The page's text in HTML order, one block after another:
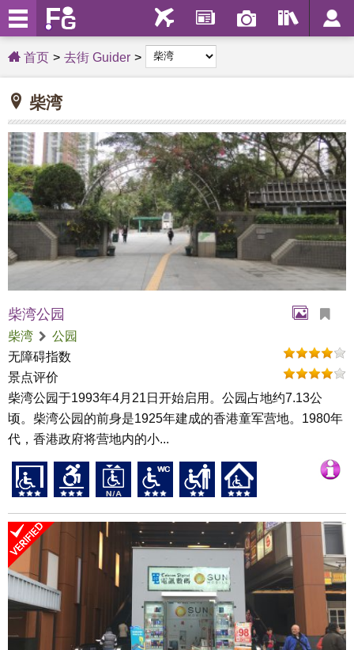
首页 去街 Guider
柴湾
柴湾公园
柴湾
公园
无障碍指数
景点评价
柴湾公园于1993年4月21日开始启用。公园占地约7.13公
顷。柴湾公园的前身是1925年建成的香港童军营地。1980年
代，香港政府将营地内的小...